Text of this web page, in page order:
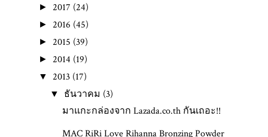
► 2017 (24)
► 2016 (45)
► 2015 (39)
► 2014 (19)
▼ 2013 (17)
▼ ธันวาคม (3)
มาแกะกล่องจาก Lazada.co.th กันเถอะ!!
MAC RiRi Love Rihanna Bronzing Powder